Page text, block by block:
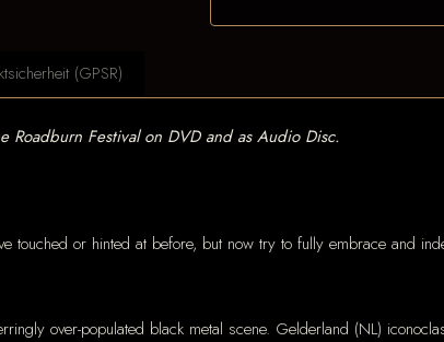
(GPSR)
Festival on DVD and as Audio Disc.
touched or hinted at before, but now try to fully embrace and
over-populated black metal scene. Gelderland (NL)